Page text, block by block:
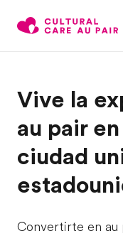
Vive la
au pair
ciudad
Convertirte en au